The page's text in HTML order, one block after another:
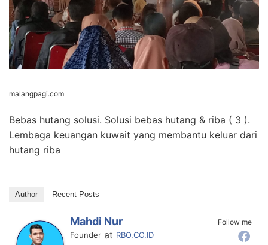
malangpagi.com
Bebas hutang solusi. Solusi bebas hutang & riba ( 3 ).
Lembaga keuangan kuwait yang membantu keluar dari
hutang riba
Author Recent Posts
Follow me
Mahdi Nur
Founder at RBO.CO.ID